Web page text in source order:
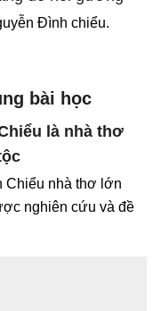
Đình chiểu.
bài học
là nhà thơ
Chiểu nhà thơ lớn
nghiên cứu và đề